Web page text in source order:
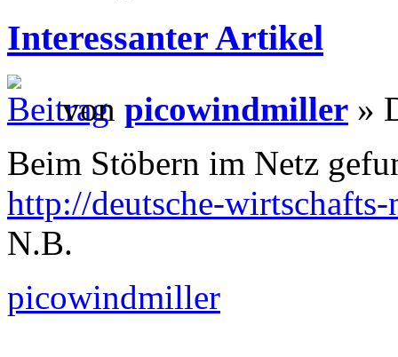
Interessanter Artikel
von picowindmiller »
Beim Stöbern im Netz
http://deutsche-
N.B.
picowindmiller